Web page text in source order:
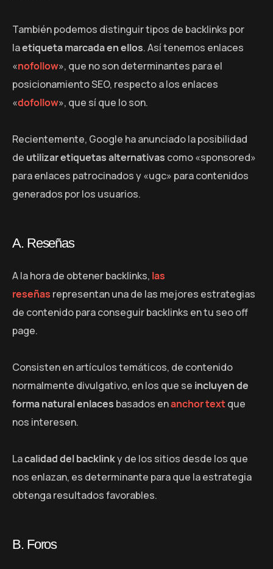
También podemos distinguir tipos de backlinks por
laetiqueta marcada en ellos. Así tenemos enlaces
«nofollow», que no son determinantes para el
posicionamiento SEO, respecto a los enlaces
«dofollow», que sí que lo son.
Recientemente, Google ha anunciado la posibilidad
de utilizar etiquetas alternativas como «sponsored»
para enlaces patrocinados y «ugc» para contenidos
generados por los usuarios.
A. Reseñas
A la hora de obtener backlinks, las
reseñas representan una de las mejores estrategias
de contenido para conseguir backlinks en tu seo off
page.
Consisten en artículos temáticos, de contenido
normalmente divulgativo, en los que se incluyen de
forma natural enlaces basados enanchor textque
nos interesen.
Lacalidad del backlinky de los sitios desde los que
nos enlazan, es determinante para que la estrategia
obtenga resultados favorables.
B. Foros